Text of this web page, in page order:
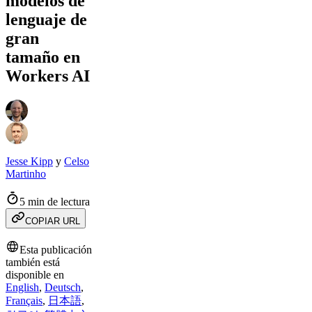
lenguaje de
gran
tamaño en
Workers AI
Jesse Kipp y Celso
Martinho
5 min de lectura
COPIAR URL
Esta publicación
también está
disponible en
English, Deutsch,
Français, 日本語,